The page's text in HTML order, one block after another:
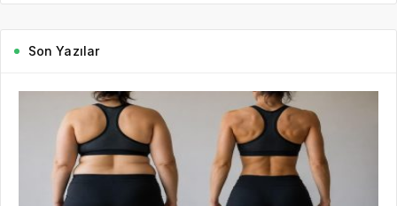
Son Yazılar